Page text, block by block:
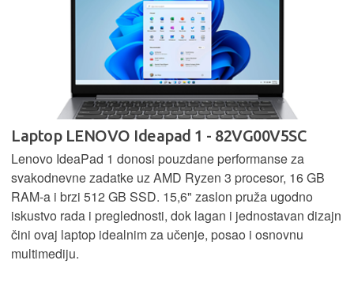
Laptop LENOVO Ideapad 1 - 82VG00V5SC
Lenovo IdeaPad 1 donosi pouzdane performanse za
svakodnevne zadatke uz AMD Ryzen 3 procesor, 16 GB
RAM-a i brzi 512 GB SSD. 15,6" zaslon pruža ugodno
iskustvo rada i preglednosti, dok lagan i jednostavan dizajn
čini ovaj laptop idealnim za učenje, posao i osnovnu
multimediju.